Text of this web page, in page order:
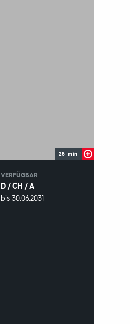
28 min
VERFÜGBAR
D / CH / A
VERFÜGBAR
bis 30.06.2031